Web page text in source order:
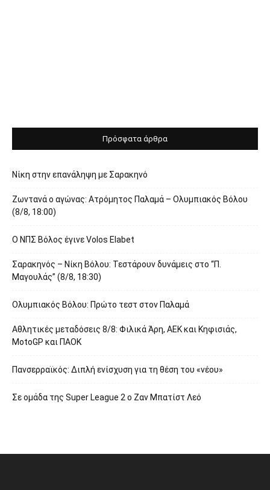
Πρόσφατα άρθρα
Νίκη στην επανάληψη με Σαρακηνό
Ζωντανά ο αγώνας: Ατρόμητος Παλαμά – Ολυμπιακός Βόλου
(8/8, 18:00)
O ΝΠΣ Βόλος έγινε Volos Elabet
Σαρακηνός – Νίκη Βόλου: Τεστάρουν δυνάμεις στο “Π.
Μαγουλάς” (8/8, 18:30)
Ολυμπιακός Βόλου: Πρώτο τεστ στον Παλαμά
Αθλητικές μεταδόσεις 8/8: Φιλικά Άρη, ΑΕΚ και Κηφισιάς,
MotoGP και ΠΑΟΚ
Πανσερραϊκός: Διπλή ενίσχυση για τη θέση του «νέου»
Σε ομάδα της Super League 2 o Ζαν Μπατίστ Λεό